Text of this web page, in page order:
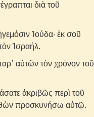
διὰ τοῦ
Ἰούδα· ἐκ σοῦ
Ἰσραήλ.
αὐτῶν τὸν χρόνον τοῦ
ἀκριβῶς περὶ τοῦ
προσκυνήσω αὐτῷ.